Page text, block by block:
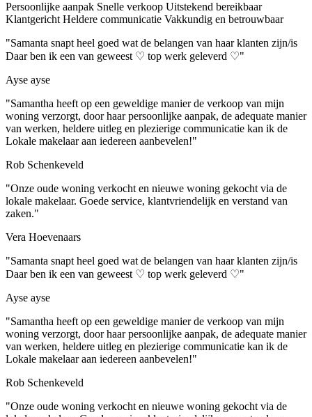
Persoonlijke aanpak Snelle verkoop Uitstekend bereikbaar
KlantgerichtHeldere communicatie Vakkundig en betrouwbaar
"Samanta snapt heel goed wat de belangen van haar klanten zijn/is
Daar ben ik een van geweest ♡ top werk geleverd ♡"
Ayse ayse
"Samantha heeft op een geweldige manier de verkoop van mijn
woning verzorgt, door haar persoonlijke aanpak, de adequate manier
van werken, heldere uitleg en plezierige communicatie kan ik de
Lokale makelaar aan iedereen aanbevelen!"
Rob Schenkeveld
"Onze oude woning verkocht en nieuwe woning gekocht via de
lokale makelaar. Goede service, klantvriendelijk en verstand van
zaken."
Vera Hoevenaars
"Samanta snapt heel goed wat de belangen van haar klanten zijn/is
Daar ben ik een van geweest ♡ top werk geleverd ♡"
Ayse ayse
"Samantha heeft op een geweldige manier de verkoop van mijn
woning verzorgt, door haar persoonlijke aanpak, de adequate manier
van werken, heldere uitleg en plezierige communicatie kan ik de
Lokale makelaar aan iedereen aanbevelen!"
Rob Schenkeveld
"Onze oude woning verkocht en nieuwe woning gekocht via de